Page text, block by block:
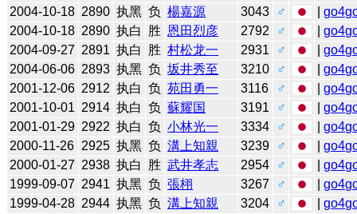
2004-10-18 2890 执黑 负 楊嘉源 3043 ♂ |
2004-10-18 2890 执白 胜 恩田烈彦 2792 ♂ |
2004-09-27 2891 执白 胜 村松龙一 2931 ♂ |
2004-06-06 2893 执黑 负 坂井秀至 3210 ♂ |
2001-12-06 2912 执白 负 苑田勇一 3116 ♂ |
2001-10-01 2914 执白 负 蘇耀国 3191 ♂ |
2001-01-29 2922 执白 负 小林光一 3334 ♂ |
2000-11-26 2925 执黑 负 溝上知親 3239 ♂ |
2000-01-27 2938 执白 胜 武井孝志 2954 ♂ |
1999-09-07 2941 执黑 负 張栩 3267 ♂ |
1999-04-28 2944 执黑 负 溝上知親 3204 ♂ |